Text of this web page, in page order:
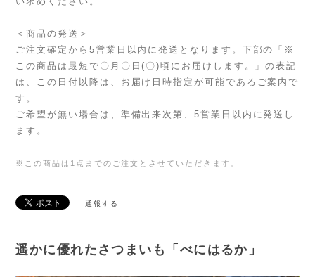
＜商品の発送＞
ご注文確定から5営業日以内に発送となります。下部の「※
この商品は最短で〇月〇日(〇)頃にお届けします。」の表記
は、この日付以降は、お届け日時指定が可能であるご案内で
す。
ご希望が無い場合は、準備出来次第、5営業日以内に発送し
ます。
※この商品は1点までのご注文とさせていただきます。
通報する
遥かに優れたさつまいも「べにはるか」